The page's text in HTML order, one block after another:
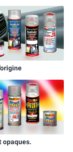
opaques.